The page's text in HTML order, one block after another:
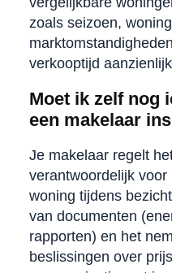
zoals seizoen,
verkooptijd
Moet ik zelf nog
een makelaar
Je makelaar regelt
verantwoordelijk
woning tijdens
van documenten
rapporten) en het
beslissingen over